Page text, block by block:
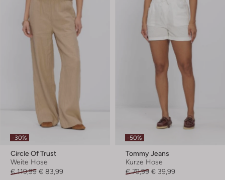
-30%
Circle Of Trust
Weite Hose
€ 119,99 € 83,99
-50%
Tommy Jeans
Kurze Hose
€ 79,99 € 39,99